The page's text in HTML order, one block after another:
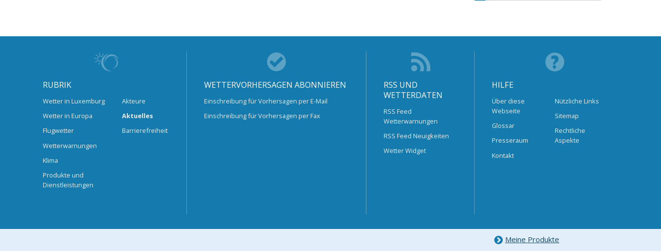
RUBRIK
Wetter in Luxemburg
Wetter in Europa
Flugwetter
Wetterwarnungen
Klima
Produkte und
Dienstleistungen
Akteure
Aktuelles
Barrierefreiheit
WETTERVORHERSAGEN ABONNIEREN
Einschreibung für Vorhersagen per E-Mail
Einschreibung für Vorhersagen per Fax
RSS UND
WETTERDATEN
RSS Feed
Wetterwarnungen
RSS Feed Neuigkeiten
Wetter Widget
HILFE
Über diese
Webseite
Glossar
Presseraum
Kontakt
Nützliche Links
Sitemap
Rechtliche
Aspekte
Meine Produkte